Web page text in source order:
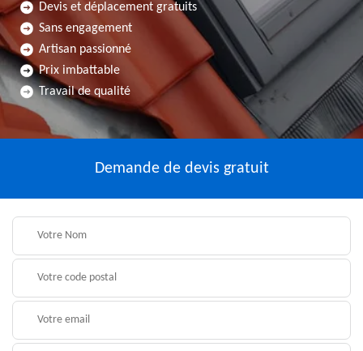
Devis et déplacement gratuits
Sans engagement
Artisan passionné
Prix imbattable
Travail de qualité
Demande de devis gratuit